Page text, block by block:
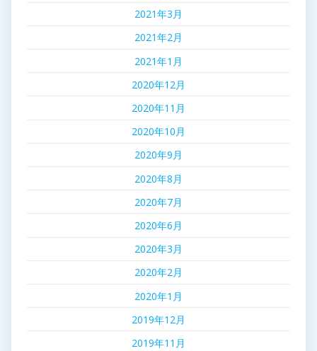
2021年3月
2021年2月
2021年1月
2020年12月
2020年11月
2020年10月
2020年9月
2020年8月
2020年7月
2020年6月
2020年3月
2020年2月
2020年1月
2019年12月
2019年11月